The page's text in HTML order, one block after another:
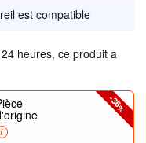
est compatible
heures, ce produit a
-36
%